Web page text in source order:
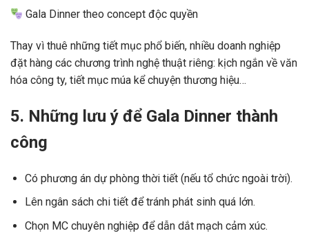
Gala Dinner theo concept độc quyền
Thay vì thuê những tiết mục phổ biến, nhiều doanh nghiệp
đặt hàng các chương trình nghệ thuật riêng: kịch ngắn về văn
hóa công ty, tiết mục múa kể chuyện thương hiệu…
5. Những lưu ý để Gala Dinner thành
công
Có phương án dự phòng thời tiết (nếu tổ chức ngoài trời).
Lên ngân sách chi tiết để tránh phát sinh quá lớn.
Chọn MC chuyên nghiệp để dẫn dắt mạch cảm xúc.